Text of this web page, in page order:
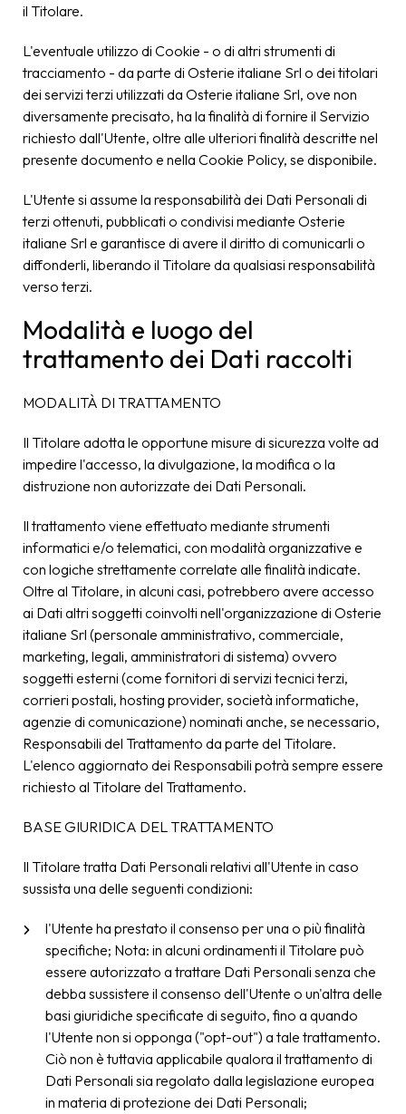
il Titolare.
L'eventuale utilizzo di Cookie - o di altri strumenti di
tracciamento - da parte di Osterie italiane Srl o dei titolari
dei servizi terzi utilizzati da Osterie italiane Srl, ove non
diversamente precisato, ha la finalità di fornire il Servizio
richiesto dall'Utente, oltre alle ulteriori finalità descritte nel
presente documento e nella Cookie Policy, se disponibile.
L'Utente si assume la responsabilità dei Dati Personali di
terzi ottenuti, pubblicati o condivisi mediante Osterie
italiane Srl e garantisce di avere il diritto di comunicarli o
diffonderli, liberando il Titolare da qualsiasi responsabilità
verso terzi.
Modalità e luogo del
trattamento dei Dati raccolti
MODALITÀ DI TRATTAMENTO
Il Titolare adotta le opportune misure di sicurezza volte ad
impedire l'accesso, la divulgazione, la modifica o la
distruzione non autorizzate dei Dati Personali.
Il trattamento viene effettuato mediante strumenti
informatici e/o telematici, con modalità organizzative e
con logiche strettamente correlate alle finalità indicate.
Oltre al Titolare, in alcuni casi, potrebbero avere accesso
ai Dati altri soggetti coinvolti nell'organizzazione di Osterie
italiane Srl (personale amministrativo, commerciale,
marketing, legali, amministratori di sistema) ovvero
soggetti esterni (come fornitori di servizi tecnici terzi,
corrieri postali, hosting provider, società informatiche,
agenzie di comunicazione) nominati anche, se necessario,
Responsabili del Trattamento da parte del Titolare.
L'elenco aggiornato dei Responsabili potrà sempre essere
richiesto al Titolare del Trattamento.
BASE GIURIDICA DEL TRATTAMENTO
Il Titolare tratta Dati Personali relativi all'Utente in caso
sussista una delle seguenti condizioni:
l'Utente ha prestato il consenso per una o più finalità
specifiche; Nota: in alcuni ordinamenti il Titolare può
essere autorizzato a trattare Dati Personali senza che
debba sussistere il consenso dell'Utente o un'altra delle
basi giuridiche specificate di seguito, fino a quando
l'Utente non si opponga ("opt-out") a tale trattamento.
Ciò non è tuttavia applicabile qualora il trattamento di
Dati Personali sia regolato dalla legislazione europea
in materia di protezione dei Dati Personali;